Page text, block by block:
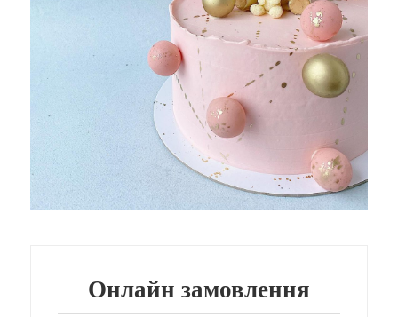
Онлайн замовлення